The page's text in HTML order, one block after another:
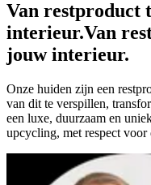
Van restproduct
interieur.Van
jouw interieur.
Onze huiden zijn een
van dit te verspillen,
een luxe, duurzaam en
upcycling, met respect voor